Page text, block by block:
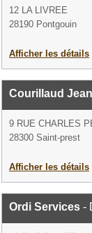
12 LA LIVREE
28190 Pontgouin
Afficher les détails
Courillaud
9 RUE CHARLES
28300 Saint-prest
Afficher les détails
Ordi Services -